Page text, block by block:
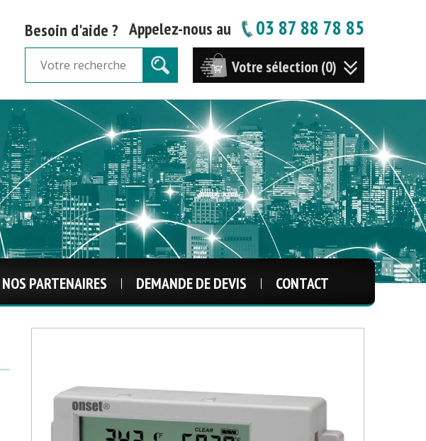
Besoin d'aide ? Appelez-nous au 03 87 88 78 85
Votre sélection (0)
NOS PARTENAIRES DEMANDE DE DEVIS CONTACT